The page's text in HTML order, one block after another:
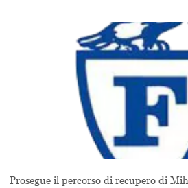
Prosegue il percorso di recupero di